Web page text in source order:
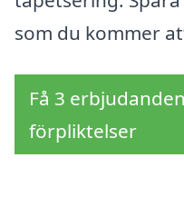
som du kommer
Få 3
förpliktelser